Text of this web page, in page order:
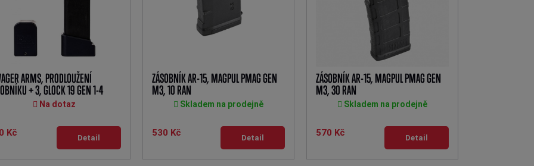
ARMS, PRODLOUŽENÍ
+ 3, GLOCK 19 GEN 1-4
Na dotaz
Kč Detail
ZÁSOBNÍK AR-15, MAGPUL PMAG GEN
M3, 10 RAN
Skladem na prodejně
530 Kč Detail
ZÁSOBNÍK AR-15, MAGPUL PMAG GEN
M3, 30 RAN
Skladem na prodejně
570 Kč Detail